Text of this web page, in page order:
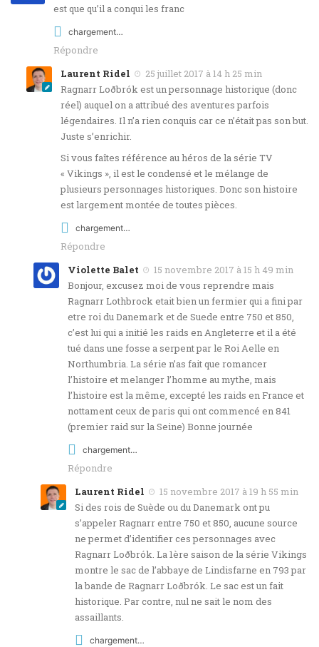
est que qu’il a conqui les franc
chargement…
Répondre
Laurent Ridel
25 juillet 2017 à 14 h 25 min
Ragnarr Loðbrók est un personnage historique (donc
réel) auquel on a attribué des aventures parfois
légendaires. Il n’a rien conquis car ce n’était pas son but.
Juste s’enrichir.
Si vous faîtes référence au héros de la série TV
« Vikings », il est le condensé et le mélange de
plusieurs personnages historiques. Donc son histoire
est largement montée de toutes pièces.
chargement…
Répondre
Violette Balet
15 novembre 2017 à 15 h 49 min
Bonjour, excusez moi de vous reprendre mais
Ragnarr Lothbrock etait bien un fermier qui a fini par
etre roi du Danemark et de Suede entre 750 et 850,
c’est lui qui a initié les raids en Angleterre et il a été
tué dans une fosse a serpent par le Roi Aelle en
Northumbria. La série n’as fait que romancer
l’histoire et melanger l’homme au mythe, mais
l’histoire est la même, excepté les raids en France et
nottament ceux de paris qui ont commencé en 841
(premier raid sur la Seine) Bonne journée
chargement…
Répondre
Laurent Ridel
15 novembre 2017 à 19 h 55 min
Si des rois de Suède ou du Danemark ont pu
s’appeler Ragnarr entre 750 et 850, aucune source
ne permet d’identifier ces personnages avec
Ragnarr Loðbrók. La 1ère saison de la série Vikings
montre le sac de l’abbaye de Lindisfarne en 793 par
la bande de Ragnarr Loðbrók. Le sac est un fait
historique. Par contre, nul ne sait le nom des
assaillants.
chargement…